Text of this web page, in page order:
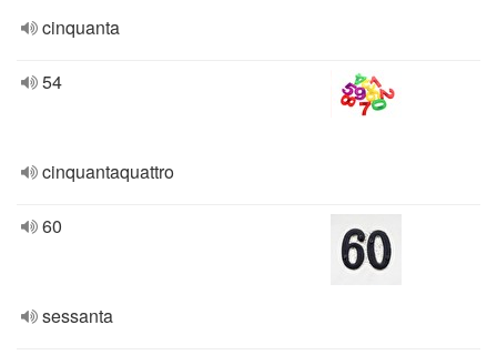
cinquanta
54
cinquantaquattro
60
sessanta